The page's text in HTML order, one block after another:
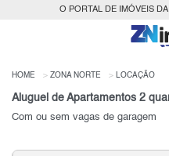
O PORTAL DE IMÓVEIS DA
HOME ZONA NORTE LOCAÇÃO
Com ou sem vagas de garagem